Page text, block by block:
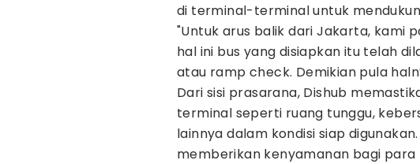
di terminal-terminal untuk
"Untuk arus balik dari Jakarta, kami
hal ini bus yang disiapkan itu telah
atau ramp check. Demikian pula
Dari sisi prasarana, Dishub
terminal seperti ruang tunggu,
lainnya dalam kondisi siap
memberikan kenyamanan bagi